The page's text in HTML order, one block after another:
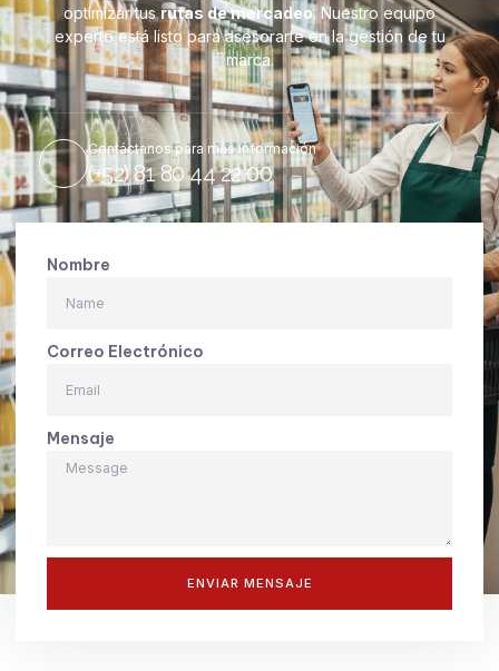
optimizar tusrutas de mercadeo. Nuestro equipo
experto está listo para asesorarte en la gestión de tu
marca.
Contáctanos para más información
(+52) 81 80 44 22 00
Nombre
Correo Electrónico
Mensaje
ENVIAR MENSAJE